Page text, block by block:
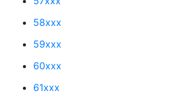
58xxx
59xxx
60xxx
61xxx